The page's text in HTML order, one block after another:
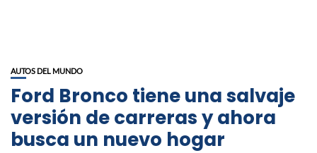
AUTOS DEL MUNDO
Ford Bronco tiene una salvaje
versión de carreras y ahora
busca un nuevo hogar